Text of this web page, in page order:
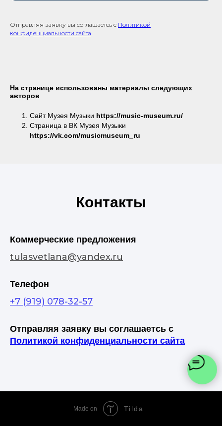
Отправляя заявку вы соглашаетсь с Политикой
конфиденциальности сайта
На странице использованы материалы следующих
авторов
Сайт Музея Музыки https://music-museum.ru/
Страница в ВК Музея Музыки
https://vk.com/musicmuseum_ru
Контакты
Коммерческие предложения
tulasvetlana@yandex.ru
Телефон
+7 (919) 078-32-57
Отправляя заявку вы соглашаетсь с
Политикой конфиденциальности сайта
Made on Tilda